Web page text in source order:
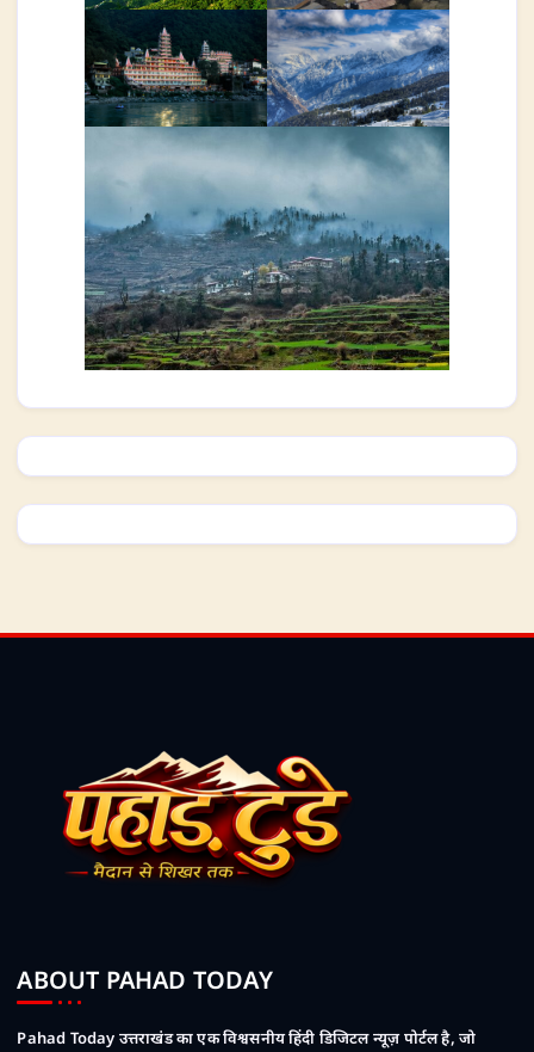
ABOUT PAHAD TODAY
Pahad Today उत्तराखंड का एक विश्वसनीय हिंदी डिजिटल न्यूज़ पोर्टल है, जो